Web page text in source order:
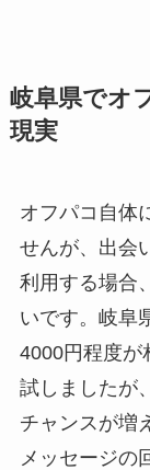
岐阜県でオ
現実
オフパコ自体
せんが、出会
利用する場合
いです。岐阜
4000円程度が
試しましたが
チャンスが増
メッセージの